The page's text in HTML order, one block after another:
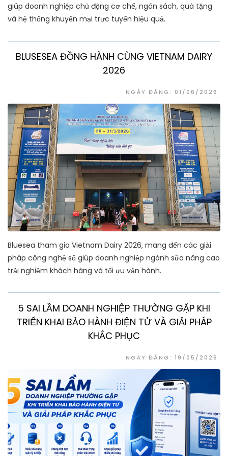
giúp doanh nghiệp chủ động cơ chế, ngân sách, quà tặng
và hệ thống khuyến mại trực tuyến hiệu quả.
BLUSESEA ĐỒNG HÀNH CÙNG VIETNAM DAIRY
2026
NGÀY ĐĂNG: 01/06/2026
Bluesea tham gia Vietnam Dairy 2026, mang đến các giải
pháp công nghệ số giúp doanh nghiệp ngành sữa nâng cao
trải nghiệm khách hàng và tối ưu vận hành.
5 SAI LẦM DOANH NGHIỆP THƯỜNG GẶP KHI
TRIỂN KHAI BẢO HÀNH ĐIỆN TỬ VÀ GIẢI PHÁP
KHẮC PHỤC
NGÀY ĐĂNG: 19/05/2026